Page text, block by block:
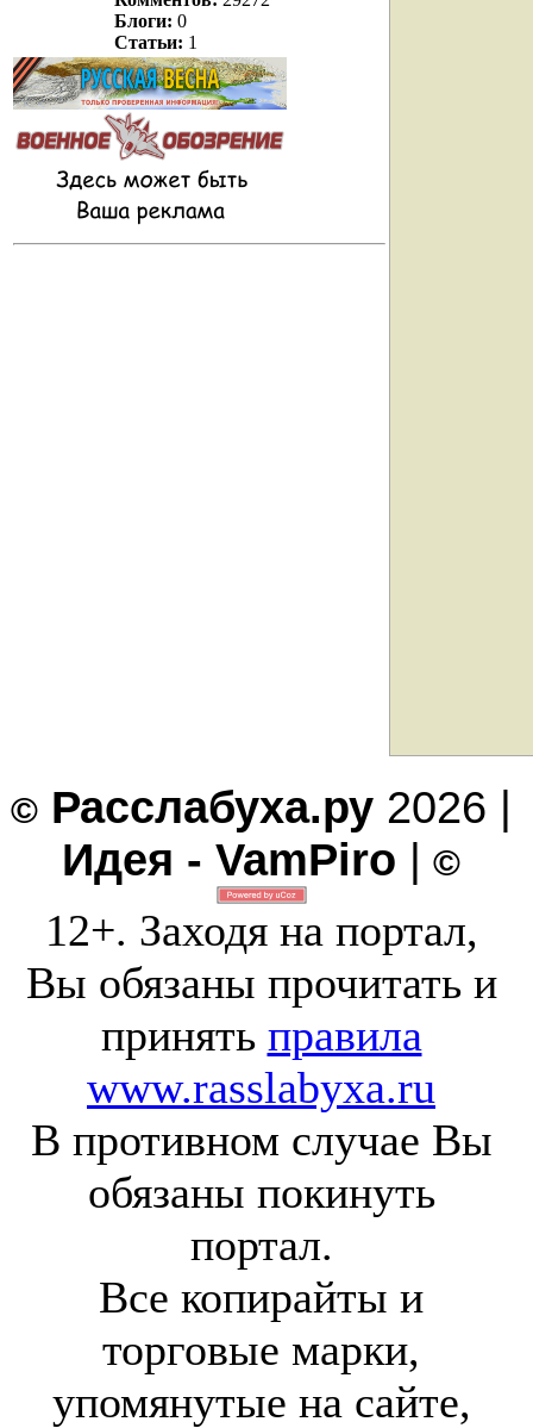
Блоги: 0
Статьи: 1
© Расслабуха.ру 2026 |
Идея - VamPiro | ©
12+. Заходя на портал,
Вы обязаны прочитать и
принять правила
www.rasslabyxa.ru
В противном случае Вы
обязаны покинуть
портал.
Все копирайты и
торговые марки,
упомянутые на сайте,